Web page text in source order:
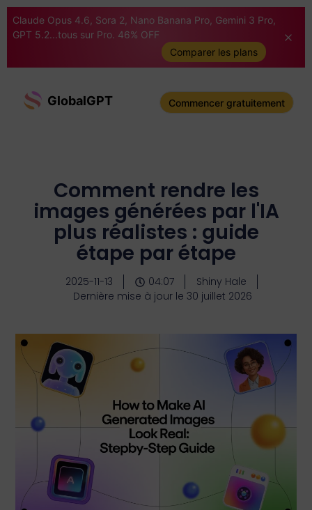
Claude Opus 4.6, Sora 2, Nano Banana Pro, Gemini 3 Pro,
GPT 5.2...tous sur Pro. 46% OFF
Comparer les plans
GlobalGPT Commencer gratuitement
Comment rendre les
images générées par l'IA
plus réalistes : guide
étape par étape
2025-11-13 04:07
Shiny Hale
Dernière mise à jour le 30 juillet 2026